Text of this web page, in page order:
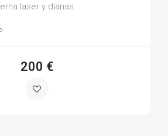
laser y dianas.
200 €